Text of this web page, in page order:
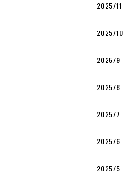
2025/11
2025/10
2025/9
2025/8
2025/7
2025/6
2025/5